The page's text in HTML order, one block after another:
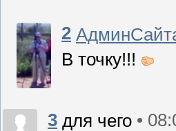
2
В точку!!!
3 для чего •